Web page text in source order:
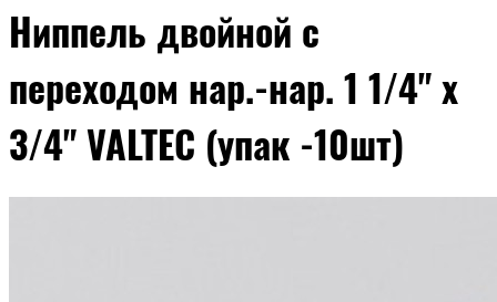
Ниппель двойной с
переходом нар.-нар. 1 1/4" х
3/4" VALTEC (упак -10шт)